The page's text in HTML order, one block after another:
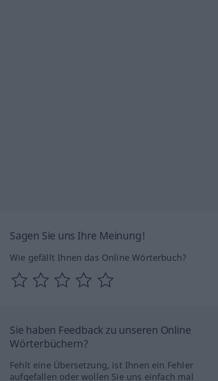
Sagen Sie uns Ihre Meinung!
Wie gefällt Ihnen das Online Wörterbuch?
Sie haben Feedback zu unseren Online
Wörterbüchern?
Fehlt eine Übersetzung, ist Ihnen ein Fehler
aufgefallen oder wollen Sie uns einfach mal